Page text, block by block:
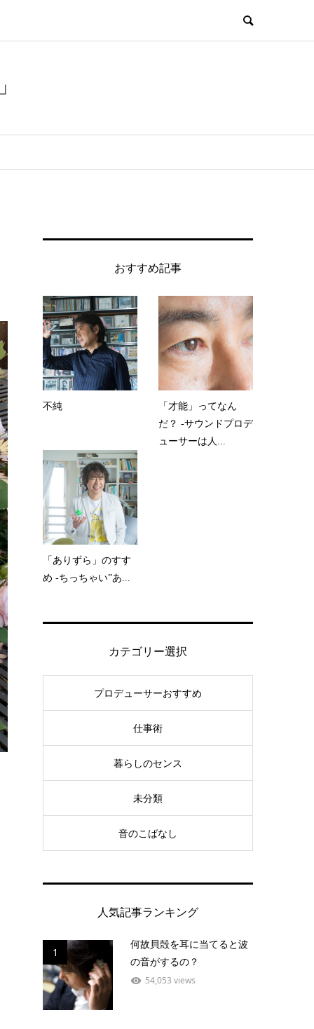
おすすめ記事
不純
「才能」ってなん
だ？ -サウンドプロデ
ューサーは人...
「ありずら」のすす
め -ちっちゃい”あ...
カテゴリー選択
プロデューサーおすすめ
仕事術
暮らしのセンス
未分類
音のこばなし
人気記事ランキング
1
何故貝殻を耳に当てると波
の音がするの？
54,053 views